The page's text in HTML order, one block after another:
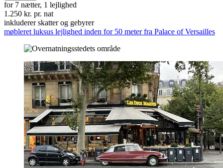
for 7 nætter, 1 lejlighed
1.250 kr. pr. nat
inkluderer skatter og gebyrer
møbleret luksus lejlighed inden for 50 meter fra Palace of Versailles